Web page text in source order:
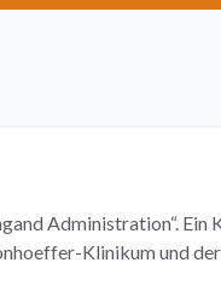
Administration“.
Klinikum und